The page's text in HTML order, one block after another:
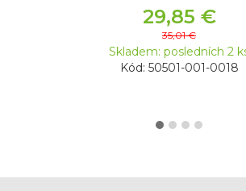
29,85 €
35,01 €
Skladem: posledních 2
Kód: 50501-001-0018